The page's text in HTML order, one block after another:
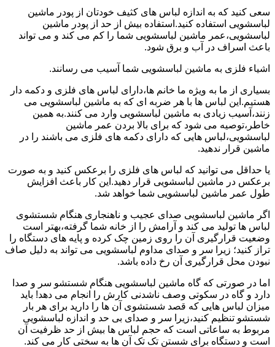
سعی کنید که به اندازه لباس های کثیف خودتان از پودر ماشین
لباسشویی استفاده کنید.استفاده بیش از حد از پودر ماشین
لباسشویی،عمر ماشین لباسشویی شما را کم می کند و می تواند
باعث اسراف در آب و برق شود.
اشیاء فلزی به ماشین لباسشویی شما آسیب می رسانند.
بسیاری از ما به ویژه ما خانم ها،دارای لباس های فلزی و دکمه دار
هستیم.این لباس ها با هر ضربه ای که به ماشین لباسشویی می
زنند،آسیب زیادی به ماشین لباسشویی وارد می کنند.به همین
خاطر،توصیه می شود که برای بالا بردن عمر ماشین
لباسشویی،لباس هایی که دارای دکمه های فلزی می باشند را در
ماشین قرار ندهید.
یا حداقل می توانید که لباس های فلزی را برعکس کنید و به صورت
برعکس در ماشین لباسشویی قرار دهید.این کار باعث افزایش
طول عمر ماشین لباسشویی شما خواهد شد.
اگر ماشین لباسشویی صدای عجیب و ناهنجاری هنگام شستشوی
لباس ها تولید می کند و آرامش را از خانه شما گرفته،بهتر است
وضعیت قرارگیری آن را روی زمین چک کرده و پایه های دستگاه را
تراز کنید؛ زیرا سر و صدای مداوم لباسشویی می تواند به دلیل صاف
نبودن محل قرارگیری آن رخ داده باشد.
اما در صورتی که گاه ماشین لباسشویی هنگام شستشو سر و صدا
دارد و گاه در سکوتی وصف ناشدنی کارش را انجام می دهد! باید
میزان لباس هایی که قصد شستشوی آن ها را دارید برای هر بار
شستشو تنظیم کنید،زیرا سر و صدای بی حد و اندازه لباسشویی
مربوط به ساعاتی است که حجم لباس ها بیش از حد ظرفیت آن
است و دستگاه برای شستن تک تک آن ها به سختی کار می کند.